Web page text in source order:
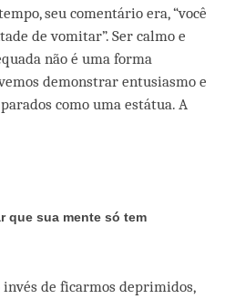
seu comentário era, “você
de vomitar”. Ser calmo e
não é uma forma
demonstrar entusiasmo e
como uma estátua. A
que sua mente só tem
de ficarmos deprimidos,